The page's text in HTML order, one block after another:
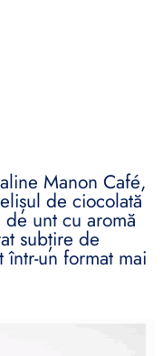
Manon Café,
de ciocolată
unt cu aromă
subțire de
un format mai